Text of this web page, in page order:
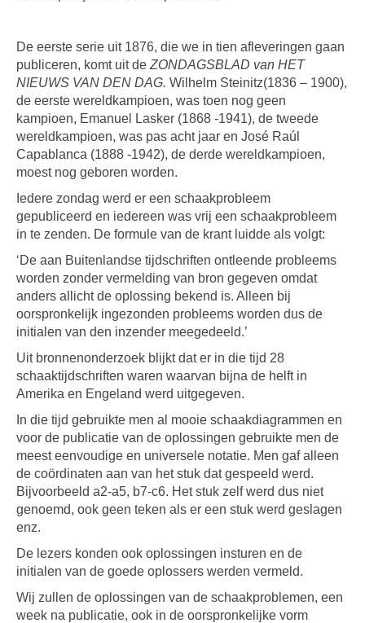
De eerste serie uit 1876, die we in tien afleveringen gaan
publiceren, komt uit de ZONDAGSBLAD van HET
NIEUWS VAN DEN DAG. Wilhelm Steinitz(1836 – 1900),
de eerste wereldkampioen, was toen nog geen
kampioen, Emanuel Lasker (1868 -1941), de tweede
wereldkampioen, was pas acht jaar en José Raúl
Capablanca (1888 -1942), de derde wereldkampioen,
moest nog geboren worden.
Iedere zondag werd er een schaakprobleem
gepubliceerd en iedereen was vrij een schaakprobleem
in te zenden. De formule van de krant luidde als volgt:
‘De aan Buitenlandse tijdschriften ontleende probleems
worden zonder vermelding van bron gegeven omdat
anders allicht de oplossing bekend is. Alleen bij
oorspronkelijk ingezonden probleems worden dus de
initialen van den inzender meegedeeld.’
Uit bronnenonderzoek blijkt dat er in die tijd 28
schaaktijdschriften waren waarvan bijna de helft in
Amerika en Engeland werd uitgegeven.
In die tijd gebruikte men al mooie schaakdiagrammen en
voor de publicatie van de oplossingen gebruikte men de
meest eenvoudige en universele notatie. Men gaf alleen
de coördinaten aan van het stuk dat gespeeld werd.
Bijvoorbeeld a2-a5, b7-c6. Het stuk zelf werd dus niet
genoemd, ook geen teken als er een stuk werd geslagen
enz.
De lezers konden ook oplossingen insturen en de
initialen van de goede oplossers werden vermeld.
Wij zullen de oplossingen van de schaakproblemen, een
week na publicatie, ook in de oorspronkelijke vorm